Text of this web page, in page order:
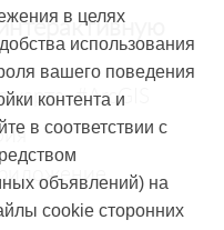
карта #ArcGIS
в целях
использования
вашего поведения
контента и
в соответствии с
объявлений) на
cookie сторонних